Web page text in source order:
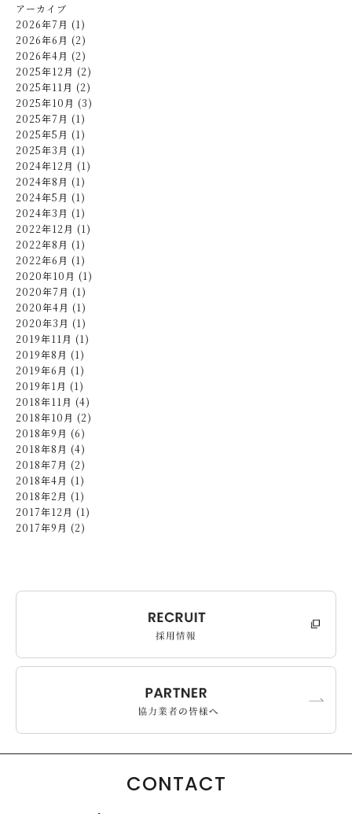
アーカイブ
2026年7月 (1)
2026年6月 (2)
2026年4月 (2)
2025年12月 (2)
2025年11月 (2)
2025年10月 (3)
2025年7月 (1)
2025年5月 (1)
2025年3月 (1)
2024年12月 (1)
2024年8月 (1)
2024年5月 (1)
2024年3月 (1)
2022年12月 (1)
2022年8月 (1)
2022年6月 (1)
2020年10月 (1)
2020年7月 (1)
2020年4月 (1)
2020年3月 (1)
2019年11月 (1)
2019年8月 (1)
2019年6月 (1)
2019年1月 (1)
2018年11月 (4)
2018年10月 (2)
2018年9月 (6)
2018年8月 (4)
2018年7月 (2)
2018年4月 (1)
2018年2月 (1)
2017年12月 (1)
2017年9月 (2)
CONTACT